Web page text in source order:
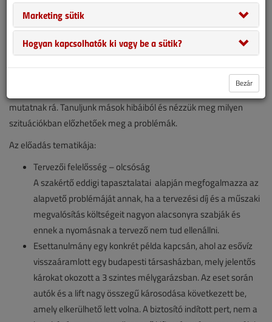
A Víz-, Gáz-, Fűtéstechnika Szaklapban állandó rovatként
jelentetjük meg Bokor András tervező, igazságügyi szakértő
igazságügyi szakértéseinek tapasztalatait, könnyű olvasmányos
ismertetnek. Ezekből a szakértésekből kifejezetten olyanokat
válogattunk ki, amik tervezői pontatlanságokra és problémákra
mutatnak rá. Tanuljunk mások hibáiból és nézzük meg milyen
szituációkban előzhetőek meg a problémák.
Az előadás tematikája:
Tervezői felelősség – olcsóság
A szakértő eddigi tapasztalatai alapján megfogalmazza az
alapvető problémáját annak, ha a tervezési díj és a műszaki
megvalósítás költségeit nagyon alacsonyra szabják és
ennek a nyomásnak a tervező nem tud ellenállni.
Esettanulmány egy konkrét példa kapcsán, ahol az esővíz
visszaáramlott egy budapesti társasházban, mely jelentős
károkat okozott a 3 szintes mélygarázsban. Az eset során
autók és a lift nagy összegű károsodása következett be,
amely elkerülhető lett volna. A biztosító indított pert, nem a
Marketing sütik
Hogyan kapcsolhatók ki vagy be a sütik?
Bezár